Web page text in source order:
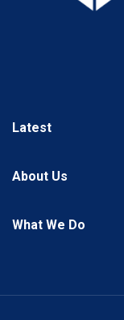
Latest
About Us
What We Do